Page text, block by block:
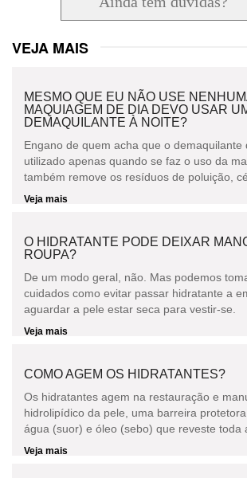
VEJA MAIS
MESMO QUE EU NÃO USE
MAQUIAGEM DE DIA DEVO USAR
DEMAQUILANTE À NOITE?
Engano de quem acha que o demaquilante
utilizado apenas quando se faz o uso da
também remove os resíduos de poluição,
Veja mais
O HIDRATANTE PODE DEIXAR
ROUPA?
De um modo geral, não. Mas podemos
cuidados como evitar passar hidratante a
aguardar a pele estar seca para vestir-se.
Veja mais
COMO AGEM OS HIDRATANTES?
Os hidratantes agem na restauração e
hidrolipídico da pele, uma barreira
água (suor) e óleo (sebo) que reveste toda
Veja mais